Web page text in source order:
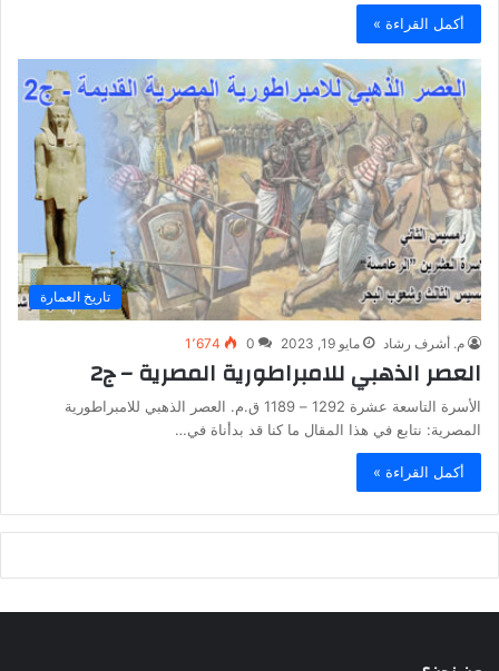
أكمل القراءة »
تاريخ العمارة
م. أشرف رشاد مايو 19, 2023 0 1٬674
العصر الذهبي للامبراطورية المصرية – ج2
الأسرة التاسعة عشرة 1292 – 1189 ق.م. العصر الذهبي للامبراطورية
المصرية: نتابع في هذا المقال ما كنا قد بدأناة في…
أكمل القراءة »